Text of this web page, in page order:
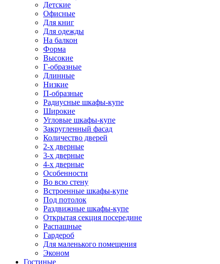
Детские
Офисные
Для книг
Для одежды
На балкон
Форма
Высокие
Г-образные
Длинные
Низкие
П-образные
Радиусные шкафы-купе
Широкие
Угловые шкафы-купе
Закругленный фасад
Количество дверей
2-х дверные
3-х дверные
4-х дверные
Особенности
Во всю стену
Встроенные шкафы-купе
Под потолок
Раздвижные шкафы-купе
Открытая секция посередине
Распашные
Гардероб
Для маленького помещения
Эконом
Гостиные